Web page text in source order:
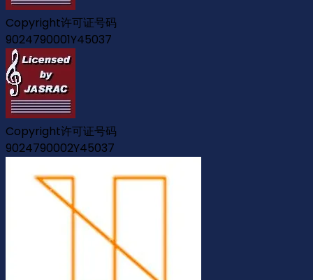
Copyright许可证号码
9024790001Y45037
Copyright许可证号码
9024790002Y45037